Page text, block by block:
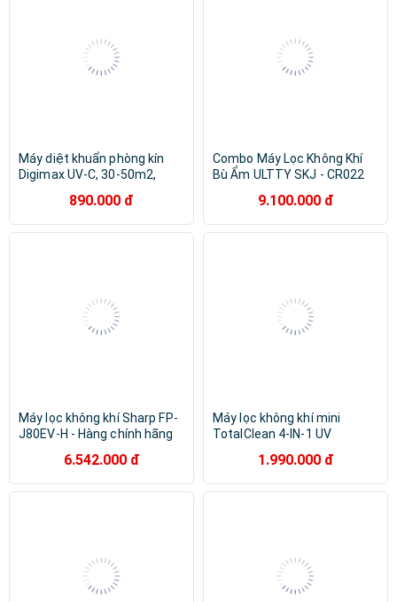
Máy diệt khuẩn phòng kín
Digimax UV-C, 30-50m2,
Hàng Chính Hãng
890.000 đ
Combo Máy Lọc Không Khí
Bù Ẩm ULTTY SKJ - CR022
Tia UV + Màng lọc HEPA H14
Nano Phân Tử Bạc - Hàng
9.100.000 đ
Máy lọc không khí Sharp FP-
J80EV-H - Hàng chính hãng
6.542.000 đ
Máy lọc không khí mini
TotalClean 4-IN-1 UV
nhập khẩu USA
1.990.000 đ